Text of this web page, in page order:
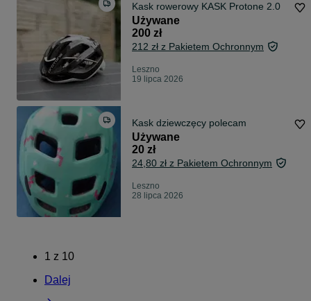
Kask rowerowy KASK Protone 2.0
Używane
200 zł
212 zł z Pakietem Ochronnym
Leszno
19 lipca 2026
Kask dziewczęcy polecam
Używane
20 zł
24,80 zł z Pakietem Ochronnym
Leszno
28 lipca 2026
1 z 10
Dalej